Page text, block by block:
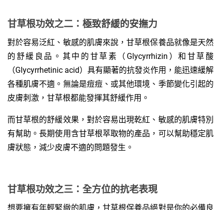
甘草根功效之二：極致舒緩的安撫力
對於容易泛紅、敏感的肌膚來說，甘草根保養品就像是天然
的舒緩良品。其中的甘草素（Glycyrrhizin）和甘草酸
（Glycyrrhetinic acid）具有顯著的抗發炎作用，能迅速緩解
各種肌膚不適。無論是痘痘、或其他環境、季節變化引起的
皮膚刺激，甘草根都能發揮其舒緩作用。
而甘草根的舒緩效果，對於容易出現乾紅、敏感的肌膚特別
有幫助。長期使用含甘草根萃取物的產品，可以幫助穩定肌
膚狀態，減少皮膚不適的問題發生。
甘草根功效之三：全方位的抗老表現
想要擁有年輕緊緻的肌膚，甘草根保養品絕對是你的必備良